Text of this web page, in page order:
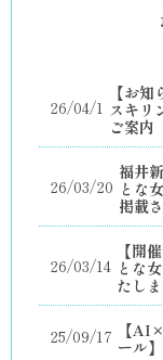
26/04/1
【お
スキリ
ご案内
26/03/20
福井
とな
掲載
26/03/14
【開
とな
たし
25/09/17
【
ール